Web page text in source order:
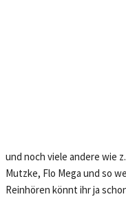
und noch viele andere wie
Mutzke, Flo Mega und so
Reinhören könnt ihr ja